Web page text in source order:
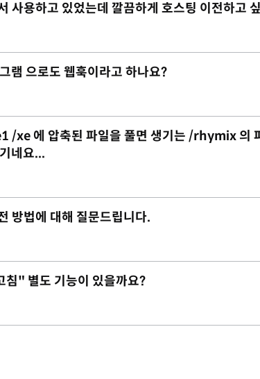
사용하고 있었는데 깔끔하게 호스팅 이전하고
램 으로도 웹훅이라고 하나요?
/xe 에 압축된 파일을 풀면 생기는 /rhymix 의
네요...
법에 대해 질문드립니다.
침" 별도 기능이 있을까요?